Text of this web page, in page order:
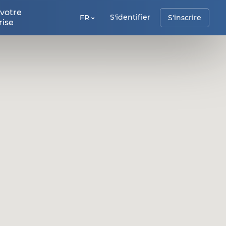
FR S'identifier S'inscrire